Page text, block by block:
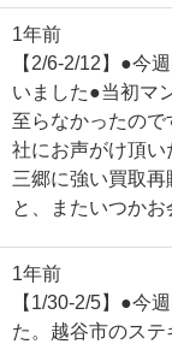
1年前
【2/6-2/12】●今
いました●当初マ
至らなかったの
社にお声がけ頂
三郷に強い買取
と、またいつかお
1年前
【1/30-2/5】●今
た。越谷市のス